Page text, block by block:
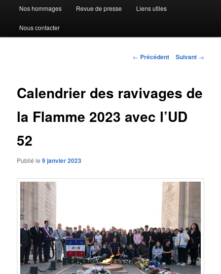
Nos hommages Revue de presse Liens utiles
Nous contacter
Navigation
← Précédent Suivant →
Calendrier des ravivages de
la Flamme 2023 avec l’UD
52
Publié le9 janvier 2023